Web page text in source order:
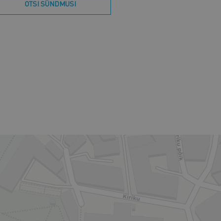
OTSI SÜNDMUSI